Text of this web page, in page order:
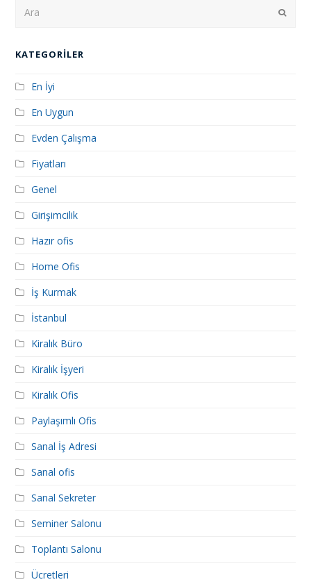
KATEGORILER
En İyi
En Uygun
Evden Çalışma
Fiyatları
Genel
Girişimcilik
Hazır ofis
Home Ofis
İş Kurmak
İstanbul
Kiralık Büro
Kiralık İşyeri
Kiralık Ofis
Paylaşımlı Ofis
Sanal İş Adresi
Sanal ofis
Sanal Sekreter
Seminer Salonu
Toplantı Salonu
Ücretleri